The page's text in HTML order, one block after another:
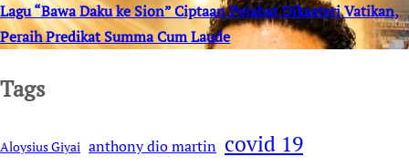
Lagu “Bawa Daku ke Sion” Ciptaan Pejabat Dikasteri Vatikan,
Peraih Predikat Summa Cum Laude
Tags
Aloysius Giyai anthony dio martin covid 19